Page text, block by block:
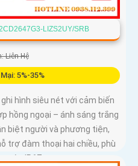
LIZS2UY/SRB
Liên Hệ
5%-35%
ghi hình siêu nét với cảm biến
hồng ngoại – ánh sáng trắng
biệt người và phương tiện,
trợ đàm thoại hai chiều, phù
IP67